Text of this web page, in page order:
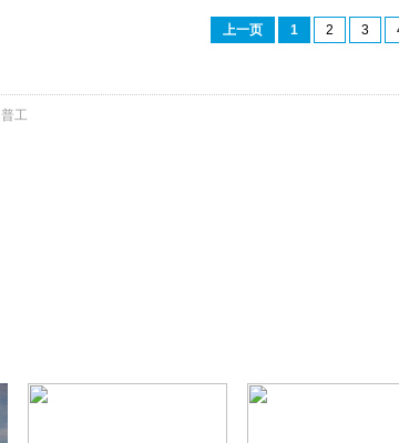
上一页 1 2 3
普工